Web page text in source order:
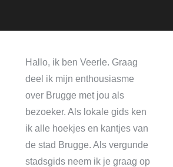
Hallo, ik ben Veerle. Graag
deel ik mijn enthousiasme
over Brugge met jou als
bezoeker. Als lokale gids ken
ik alle hoekjes en kantjes van
de stad Brugge. Als vergunde
stadsgids neem ik je graag op